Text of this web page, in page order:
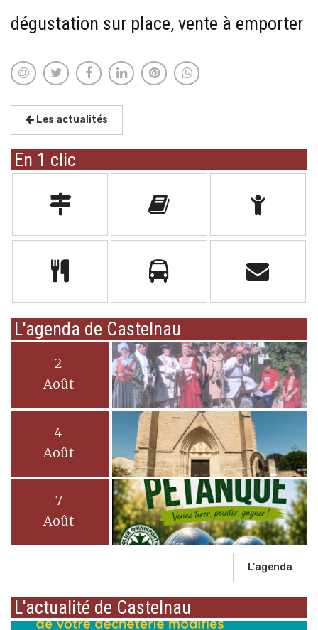
dégustation sur place, vente à emporter
Les actualités
En 1 clic
L'agenda de Castelnau
2
Août
4
Août
7
Août
L'agenda
L'actualité de Castelnau